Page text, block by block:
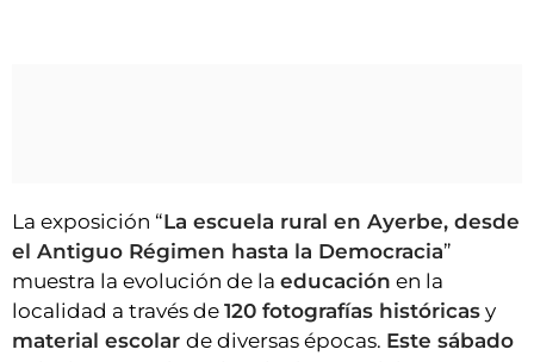
CLUB DEL AMIGO MILITANTE
INICIAR SESIÓN
La exposición “La escuela rural en Ayerbe, desde
el Antiguo Régimen hasta la Democracia”
muestra la evolución de la educación en la
localidad a través de 120 fotografías históricas y
material escolar de diversas épocas. Este sábado